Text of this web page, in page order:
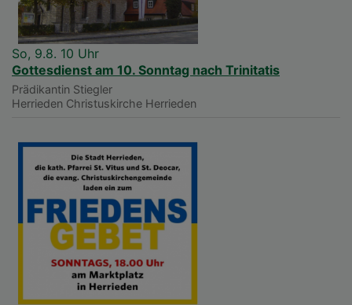
So, 9.8. 10 Uhr
Gottesdienst am 10. Sonntag nach Trinitatis
Prädikantin Stiegler
Herrieden Christuskirche Herrieden